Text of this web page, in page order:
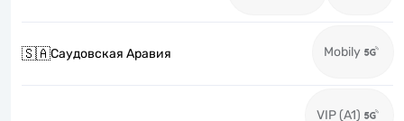
🇸🇦Саудовская Аравия Mobily
VIP (A1)